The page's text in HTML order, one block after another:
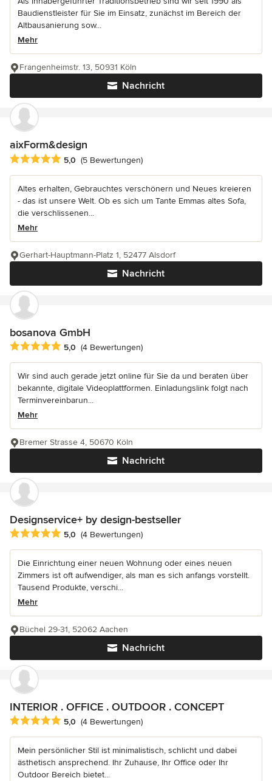
Baudienstleister für Sie im Einsatz, zunächst im Bereich der
Altbausanierung sow...
Mehr
Nachricht
Frangenheimstr. 13, 50931 Köln
aixForm&design
Durchschnittliche Bewertung: 5 von 5 Sternen
5,0 (5 Bewertungen)
Altes erhalten, Gebrauchtes verschönern und Neues kreieren
- das ist unsere Welt. Ob es sich um Tante Emmas altes Sofa,
die verschlissenen...
Mehr
Nachricht
Gerhart-Hauptmann-Platz 1, 52477 Alsdorf
bosanova GmbH
Durchschnittliche Bewertung: 5 von 5 Sternen
5,0 (4 Bewertungen)
Wir sind auch gerade jetzt online für Sie da und beraten über
bekannte, digitale Videoplattformen. Einladungslink folgt nach
Terminvereinbarun...
Mehr
Nachricht
Bremer Strasse 4, 50670 Köln
Designservice+ by design-bestseller
Durchschnittliche Bewertung: 5 von 5 Sternen
5,0 (4 Bewertungen)
Die Einrichtung einer neuen Wohnung oder eines neuen
Zimmers ist oft aufwendiger, als man es sich anfangs vorstellt.
Tausend Produkte, verschi...
Mehr
Nachricht
Büchel 29-31, 52062 Aachen
INTERIOR . OFFICE . OUTDOOR . CONCEPT
Durchschnittliche Bewertung: 5 von 5 Sternen
5,0 (4 Bewertungen)
Mein persönlicher Stil ist minimalistisch, schlicht und dabei
ästhetisch ansprechend. Ihr Zuhause, Ihr Office oder Ihr
Outdoor Bereich bietet...